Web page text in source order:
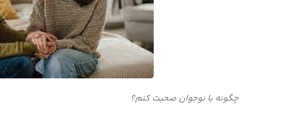
چگونه با نوجوان صحبت کنم؟